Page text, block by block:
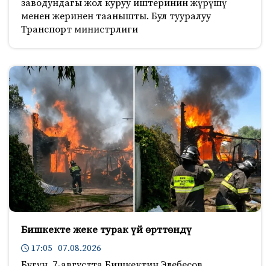
заводундагы жол куруу иштеринин жүрүшү
менен жеринен таанышты. Бул тууралуу
Транспорт министрлиги
Бишкекте жеке турак үй өрттөндү
17:05 07.08.2026